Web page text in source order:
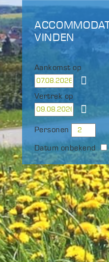
VINDEN
Aankomst op
Vertrek op
Personen
Datum onbekend